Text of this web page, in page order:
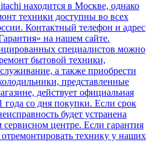
находится в Москве, однако
техники доступны во всех
Контактный телефон и адрес
на нашем сайте.
специалистов можно
бытовой техники,
а также приобрести
представленные
действует официальная
года со дня покупки. Если срок
будет устранена
сервисном центре. Если гарантия
технику у наших